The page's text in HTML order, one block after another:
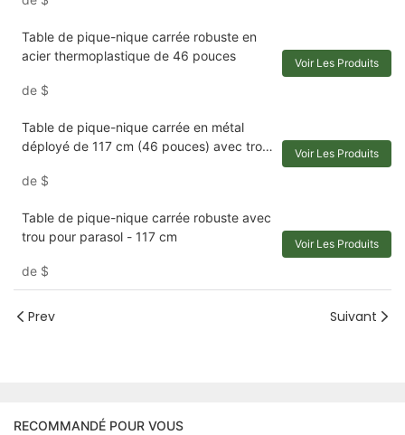
thermoplastique
Table de pique-nique carrée robuste en
acier thermoplastique de 46 pouces
de $
Voir Les Produits
Table de pique-nique carrée en métal
déployé de 117 cm (46 pouces) avec trou
de $
Voir Les Produits
Table de pique-nique carrée robuste avec
trou pour parasol - 117 cm
de $
Voir Les Produits
Prev Suivant
RECOMMANDÉ POUR VOUS